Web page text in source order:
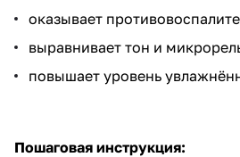
оказывает
выравнивает тон и
повышает уровень
Пошаговая инструкция: